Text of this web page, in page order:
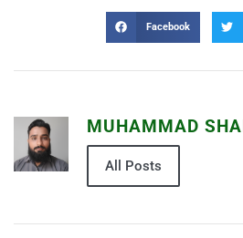
Facebook
MUHAMMAD
All Posts